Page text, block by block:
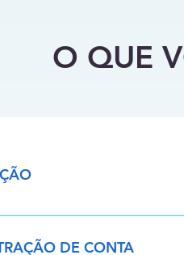
O QUE
curso o Apresentação dos
DE CONTA